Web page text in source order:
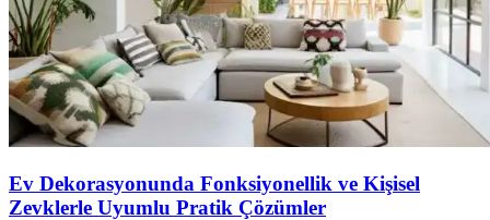
Ev Dekorasyonunda Fonksiyonellik ve Kişisel
Zevklerle Uyumlu Pratik Çözümler